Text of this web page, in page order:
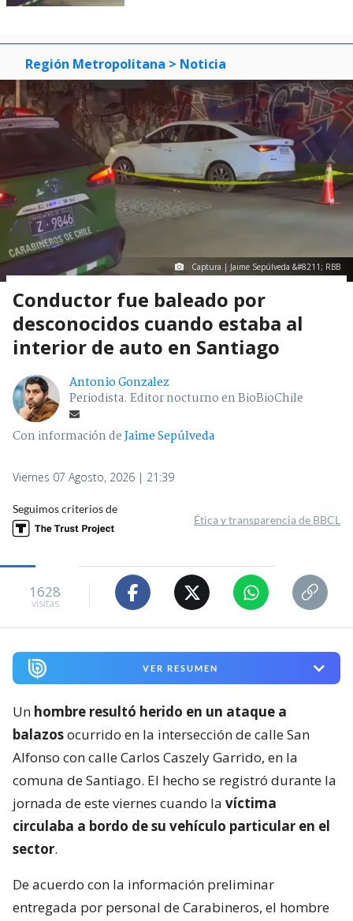
Región Metropolitana > Noticia
Captura | Jaime Sepúlveda &#8211; RBB
Conductor fue baleado por
desconocidos cuando estaba al
interior de auto en Santiago
Antonio Gonzalez
Periodista. Editor nocturno en BioBioChile
Con información deJaime Sepúlveda
Viernes 07 Agosto, 2026 | 21:39
Seguimos criterios de
Ética y transparencia de BBCL
1628
visitas
VER RESUMEN
Un hombre resultó herido en un ataque a
balazosocurrido en la intersección de calle San
Alfonso con calle Carlos Caszely Garrido, en la
comuna de Santiago. El hecho se registró durante la
jornada de este viernes cuando la víctima
circulaba a bordo de su vehículo particular en el
sector.
De acuerdo con la información preliminar
entregada por personal de Carabineros, el hombre